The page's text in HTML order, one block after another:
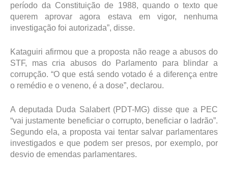
período da Constituição de 1988, quando o texto que
querem aprovar agora estava em vigor, nenhuma
investigação foi autorizada”, disse.
Kataguiri afirmou que a proposta não reage a abusos do
STF, mas cria abusos do Parlamento para blindar a
corrupção. “O que está sendo votado é a diferença entre
o remédio e o veneno, é a dose”, declarou.
A deputada Duda Salabert (PDT-MG) disse que a PEC
“vai justamente beneficiar o corrupto, beneficiar o ladrão”.
Segundo ela, a proposta vai tentar salvar parlamentares
investigados e que podem ser presos, por exemplo, por
desvio de emendas parlamentares.